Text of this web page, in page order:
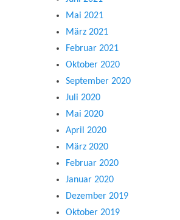
Mai 2021
März 2021
Februar 2021
Oktober 2020
September 2020
Juli 2020
Mai 2020
April 2020
März 2020
Februar 2020
Januar 2020
Dezember 2019
Oktober 2019